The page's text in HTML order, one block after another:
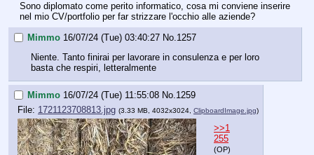
Sono diplomato come perito informatico, cosa mi conviene inserire
nel mio CV/portfolio per far strizzare l'occhio alle aziende?
Mimmo 16/07/24 (Tue) 03:40:27 No. 1257
Niente. Tanto finirai per lavorare in consulenza e per loro
basta che respiri, letteralmente
Mimmo 16/07/24 (Tue) 11:55:08 No. 1259
File: 1721123708813.jpg (3.33 MB, 4032x3024, ClipboardImage.jpg)
>>1
255
(OP)